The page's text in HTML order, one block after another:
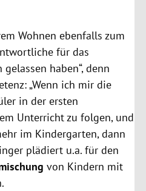
Wohnen ebenfalls zum
für das
haben“, denn
„Wenn ich mir die
in der ersten
Unterricht zu folgen, und
im Kindergarten, dann
plädiert u.a. für den
von Kindern mit